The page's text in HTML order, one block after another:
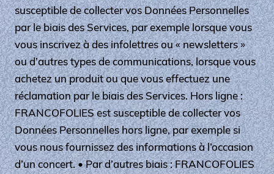
susceptible de collecter vos Données Personnelles
par le biais des Services, par exemple lorsque vous
vous inscrivez à des infolettres ou « newsletters »
ou d’autres types de communications, lorsque vous
achetez un produit ou que vous effectuez une
réclamation par le biais des Services. Hors ligne :
FRANCOFOLIES est susceptible de collecter vos
Données Personnelles hors ligne, par exemple si
vous nous fournissez des informations à l’occasion
d’un concert. • Par d’autres biais : FRANCOFOLIES